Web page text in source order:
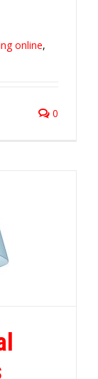
online,
0